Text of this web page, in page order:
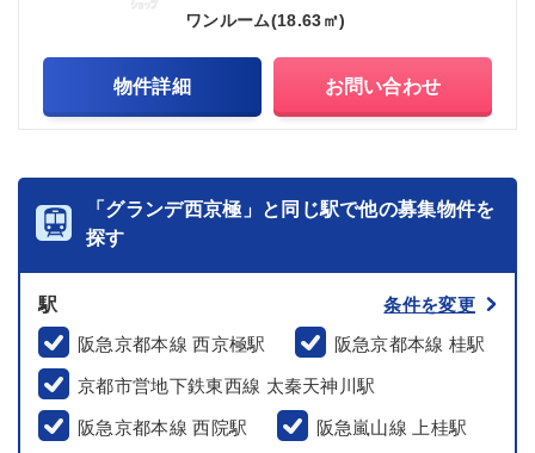
ワンルーム(18.63㎡)
物件詳細 お問い合わせ
「グランデ西京極」と同じ駅で他の募集物件を
探す
駅
条件を変更
阪急京都本線 西京極駅
阪急京都本線 桂駅
京都市営地下鉄東西線 太秦天神川駅
阪急京都本線 西院駅 阪急嵐山線 上桂駅